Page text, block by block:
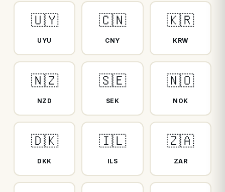
🇺🇾
UYU
🇨🇳
CNY
🇰🇷
KRW
🇳🇿
NZD
🇸🇪
SEK
🇳🇴
NOK
🇩🇰
DKK
🇮🇱
ILS
🇿🇦
ZAR